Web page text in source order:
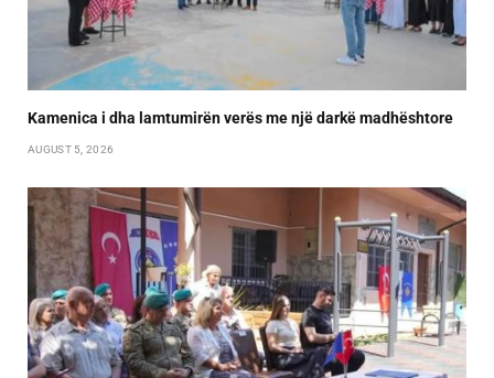
Kamenica i dha lamtumirën verës me një darkë madhështore
AUGUST 5, 2026